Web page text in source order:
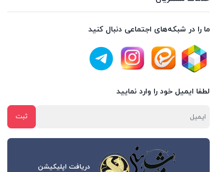
ما را در شبکه‌های اجتماعی دنبال کنید
لطفا ایمیل خود را وارد نمایید
دریافت اپلیکیشن